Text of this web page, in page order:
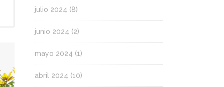
julio 2024 (8)
junio 2024 (2)
mayo 2024 (1)
abril 2024 (10)